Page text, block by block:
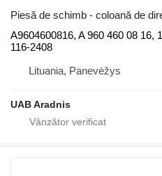
Piesă de schimb - coloană de
A9604600816, A 960 460 08 16,
116-2408
Lituania, Panevėžys
UAB Aradnis